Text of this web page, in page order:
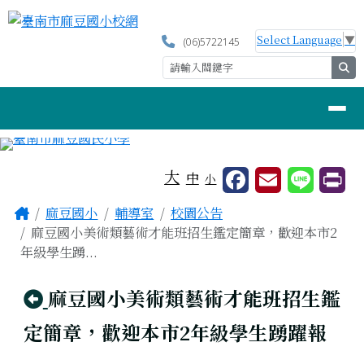
跳至主內容區
臺南市麻豆國小校網
(06)5722145 Select Language ▼
大 中 小
主內容區域
Home麻豆國小 輔導室
校園公告
麻豆國小美術類藝術才能班招生鑑定簡章，歡迎本市2
年級學生踴...
回上頁
麻豆國小美術類藝術才能班招生鑑
定簡章，歡迎本市2年級學生踴躍報
頁尾區域